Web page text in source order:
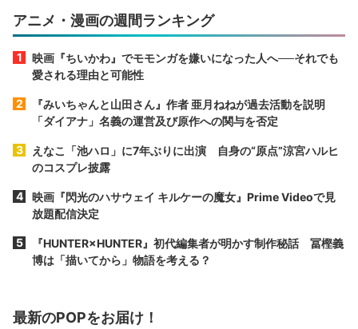
アニメ・漫画の週間ランキング
映画『ちいかわ』でモモンガを嫌いになった人へ──それでも
愛される理由と可能性
『みいちゃんと山田さん』作者 亜月ねねが過去活動を説明
「ダイアナ」名義の運営及び原作への関与を否定
えなこ「池ハロ」に7年ぶりに出演 自身の“原点”涼宮ハルヒ
のコスプレ披露
映画『閃光のハサウェイ キルケーの魔女』Prime Videoで見
放題配信決定
『HUNTER×HUNTER』初代編集者が明かす制作秘話 冨樫義
博は「描いてから」物語を考える？
最新のPOPをお届け！